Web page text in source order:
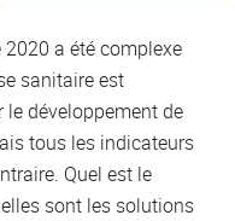
2020 a été complexe
sanitaire est
développement de
tous les indicateurs
Quel est le
sont les solutions